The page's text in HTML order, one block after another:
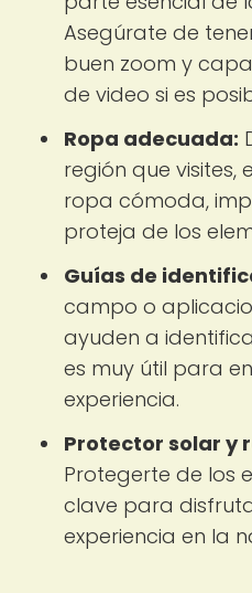
Asegúrate de
buen zoom y
de video si es
Ropa adecuada:
región que visites,
ropa cómoda,
proteja de los
Guías de
campo o
ayuden a
es muy útil para
experiencia.
Protector solar y
Protegerte de los
clave para
experiencia en la